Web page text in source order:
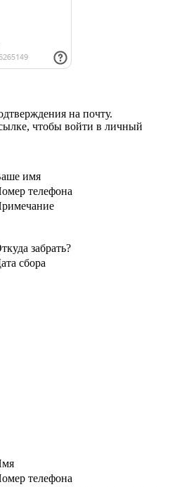
на почту.
чтобы войти в личный
имя
телефона
забрать?
сбора
телефона